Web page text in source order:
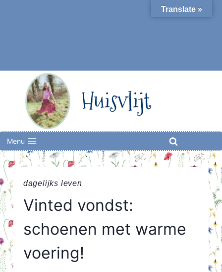
Huisvlijt
Menu
dagelijks leven
Vinted vondst:
schoenen met warme
voering!
Translate »